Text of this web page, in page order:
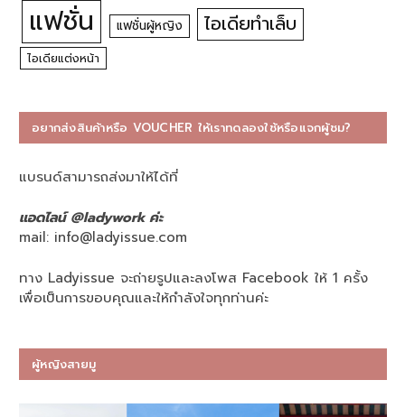
แฟชั่น แฟชั่นผู้หญิง ไอเดียทำเล็บ
ไอเดียแต่งหน้า
อยากส่งสินค้าหรือ VOUCHER ให้เราทดลองใช้หรือแจกผู้ชม?
แบรนด์สามารถส่งมาให้ได้ที่
แอดไลน์ @ladywork ค่ะ
mail: info@ladyissue.com
ทาง Ladyissue จะถ่ายรูปและลงโพส Facebook ให้ 1 ครั้ง
เพื่อเป็นการขอบคุณและให้กำลังใจทุกท่านค่ะ
ผู้หญิงสายมู